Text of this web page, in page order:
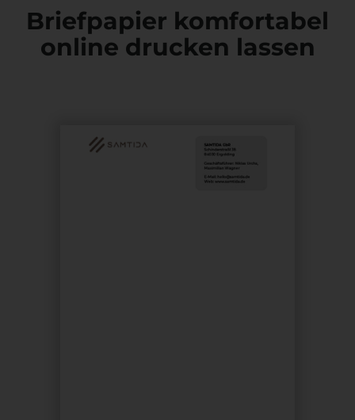
Briefpapier komfortabel
online drucken lassen